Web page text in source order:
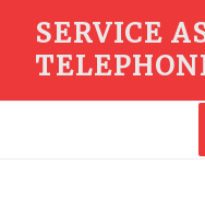
contenu
SERVICE